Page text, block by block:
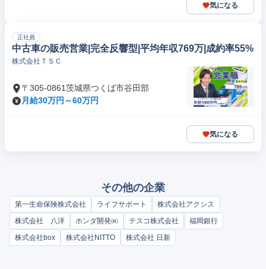
気になる
正社員
中古車の販売営業|完全反響型|平均年収769万|成約率55%
株式会社ＴＳＣ
〒305-0861茨城県つくば市谷田部
月給30万円～60万円
気になる
その他の企業
第一生命保険株式会社 ライフサポート
株式会社アクシス
株式会社 八洋
ホンダ開発㈱ テスコ株式会社
福岡銀行
株式会社box
株式会社NITTO 株式会社 日新